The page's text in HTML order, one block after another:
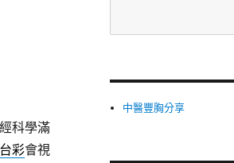
科學滿
彩會視
中醫豐胸分享